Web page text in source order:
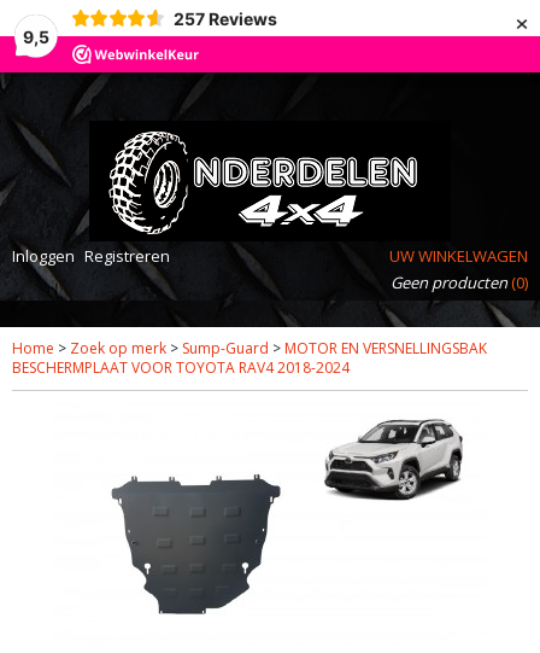
9,5
257 Reviews ×
Inloggen Registreren
UW WINKELWAGEN
Geen producten(0)
Home > Zoek op merk > Sump-Guard > MOTOR EN VERSNELLINGSBAK
BESCHERMPLAAT VOOR TOYOTA RAV4 2018-2024